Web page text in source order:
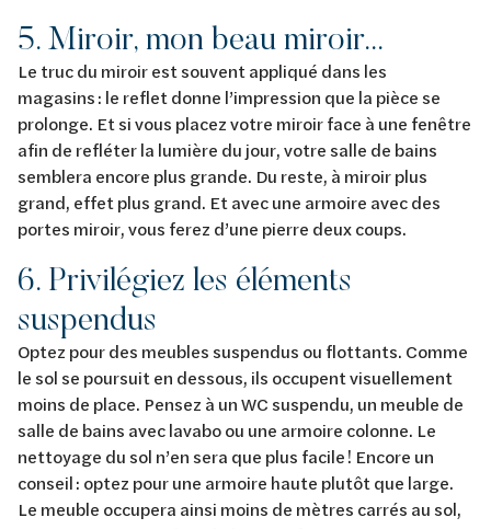
5. Miroir, mon beau miroir...
Le truc du miroir est souvent appliqué dans les
magasins : le reflet donne l’impression que la pièce se
prolonge. Et si vous placez votre miroir face à une fenêtre
afin de refléter la lumière du jour, votre salle de bains
semblera encore plus grande. Du reste, à miroir plus
grand, effet plus grand. Et avec une armoire avec des
portes miroir, vous ferez d’une pierre deux coups.
6. Privilégiez les éléments
suspendus
Optez pour des meubles suspendus ou flottants. Comme
le sol se poursuit en dessous, ils occupent visuellement
moins de place. Pensez à un WC suspendu, un meuble de
salle de bains avec lavabo ou une armoire colonne. Le
nettoyage du sol n’en sera que plus facile ! Encore un
conseil : optez pour une armoire haute plutôt que large.
Le meuble occupera ainsi moins de mètres carrés au sol,